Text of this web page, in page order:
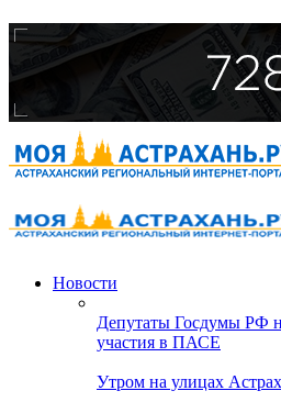
Новости
Депутаты Госдумы РФ
участия в ПАСЕ
Утром на улицах